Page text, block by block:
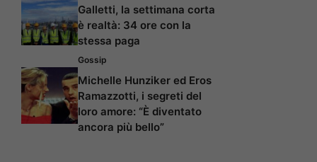
Galletti, la settimana corta
è realtà: 34 ore con la
stessa paga
Gossip
Michelle Hunziker ed Eros
Ramazzotti, i segreti del
loro amore: “È diventato
ancora più bello”